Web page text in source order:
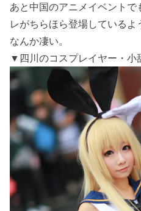
あと中国のアニメイベント
レがちらほら登場しているよ
なんか凄い。
▼四川のコスプレイヤー・小